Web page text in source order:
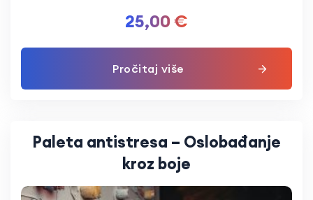
25,00 €
Pročitaj više
Paleta antistresa – Oslobađanje
kroz boje